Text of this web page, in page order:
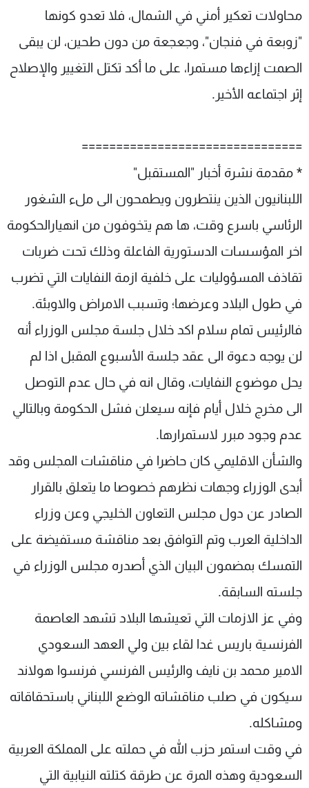
محاولات تعكير أمني في الشمال، فلا تعدو كونها
"زوبعة في فنجان"، وجعجعة من دون طحين، لن يبقى
الصمت إزاءها مستمرا، على ما أكد تكتل التغيير والإصلاح
إثر اجتماعه الأخير.
================================
* مقدمة نشرة أخبار "المستقبل"
اللبنانيون الذين ينتطرون ويطمحون الى ملء الشغور
الرئاسي باسرع وقت، ها هم يتخوفون من انهيارالحكومة
اخر المؤسسات الدستورية الفاعلة وذلك تحت ضربات
تقاذف المسؤوليات على خلفية ازمة النفايات التي تضرب
في طول البلاد وعرضها؛ وتسبب الامراض والاوبئة.
فالرئيس تمام سلام اكد خلال جلسة مجلس الوزراء أنه
لن يوجه دعوة الى عقد جلسة الأسبوع المقبل اذا لم
يحل موضوع النفايات، وقال انه في حال عدم التوصل
الى مخرج خلال أيام فإنه سيعلن فشل الحكومة وبالتالي
عدم وجود مبرر لاستمرارها.
والشأن الاقليمي كان حاضرا في مناقشات المجلس وقد
أبدى الوزراء وجهات نظرهم خصوصا ما يتعلق بالقرار
الصادر عن دول مجلس التعاون الخليجي وعن وزراء
الداخلية العرب وتم التوافق بعد مناقشة مستفيضة على
التمسك بمضمون البيان الذي أصدره مجلس الوزراء في
جلسته السابقة.
وفي عز الازمات التي تعيشها البلاد تشهد العاصمة
الفرنسية باريس غدا لقاء بين ولي العهد السعودي
الامير محمد بن نايف والرئيس الفرنسي فرنسوا هولاند
سيكون في صلب مناقشاته الوضع اللبناني باستحقاقاته
ومشاكله.
في وقت استمر حزب الله في حملته على المملكة العربية
السعودية وهذه المرة عن طرقة كتلته النيابية التي